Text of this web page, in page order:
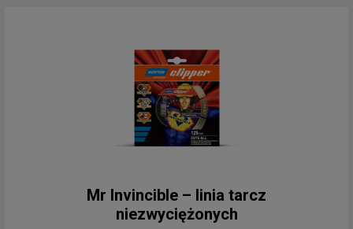
Mr Invincible – linia tarcz
niezwyciężonych